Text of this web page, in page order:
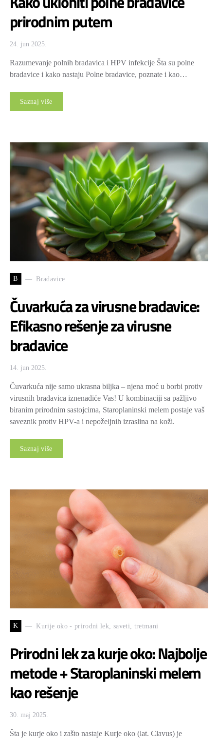
prirodnim putem
24. jun 2025.
Razumevanje polnih bradavica i HPV infekcije Šta su polne
bradavice i kako nastaju Polne bradavice, poznate i kao…
Saznaj više
B Bradavice
Čuvarkuća za virusne bradavice:
Efikasno rešenje za virusne
bradavice
14. jun 2025.
Čuvarkuća nije samo ukrasna biljka – njena moć u borbi protiv
virusnih bradavica iznenadiće Vas! U kombinaciji sa pažljivo
biranim prirodnim sastojcima, Staroplaninski melem postaje vaš
saveznik protiv HPV-a i nepoželjnih izraslina na koži.
Saznaj više
K Kurije oko - prirodni lek, saveti, tretmani
Prirodni lek za kurje oko: Najbolje
metode + Staroplaninski melem
kao rešenje
30. maj 2025.
Šta je kurje oko i zašto nastaje Kurje oko (lat. Clavus) je